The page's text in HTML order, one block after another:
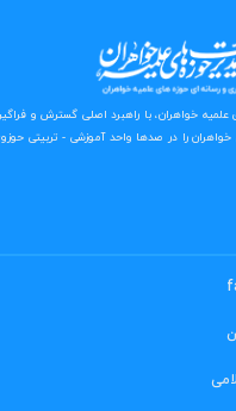
علمیه خواهران، با راهبرد اصلی گسترش و
را در صدها واحد آموزشی - تربیتی